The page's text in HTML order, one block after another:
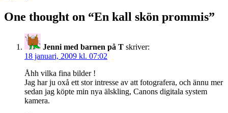
One thought on “En kall skön prommis”
Jenni med barnen på T skriver:
18 januari, 2009 kl. 07:02
Åhh vilka fina bilder !
Jag har ju oxå ett stor intresse av att fotografera, och ännu mer
sedan jag köpte min nya älskling, Canons digitala system
kamera.